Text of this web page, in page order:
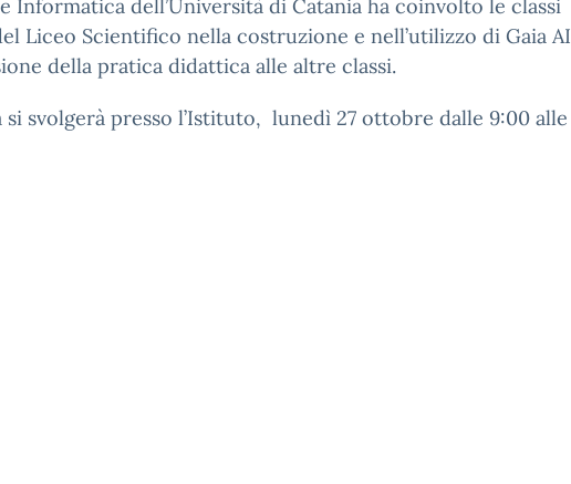
Informatica dell’Università di Catania ha coinvolto le classi
Liceo Scientifico nella costruzione e nell’utilizzo di Gaia AI
della pratica didattica alle altre classi.
si svolgerà presso l’Istituto, lunedì 27 ottobre dalle 9:00 alle